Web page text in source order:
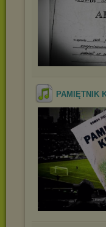
PAMIĘTNIK